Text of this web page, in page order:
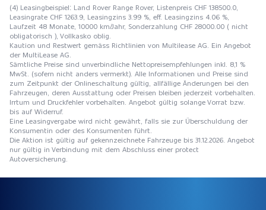
(4) Leasingbeispiel: Land Rover Range Rover, Listenpreis CHF 138500.0,
Leasingrate CHF 1263.9, Leasingzins 3.99 %, eff. Leasingzins 4.06 %,
Laufzeit 48 Monate, 10000 km/Jahr, Sonderzahlung CHF 28000.00 ( nicht
obligatorisch ), Vollkasko oblig.
Kaution und Restwert gemäss Richtlinien von Multilease AG. Ein Angebot
der MultiLease AG.
Sämtliche Preise sind unverbindliche Nettopreisempfehlungen inkl. 8,1 %
MwSt. (sofern nicht anders vermerkt). Alle Informationen und Preise sind
zum Zeitpunkt der Onlineschaltung gültig, allfällige Änderungen bei den
Fahrzeugen, deren Ausstattung oder Preisen bleiben jederzeit vorbehalten.
Irrtum und Druckfehler vorbehalten. Angebot gültig solange Vorrat bzw.
bis auf Widerruf.
Eine Leasingvergabe wird nicht gewährt, falls sie zur Überschuldung der
Konsumentin oder des Konsumenten führt.
Die Aktion ist gültig auf gekennzeichnete Fahrzeuge bis 31.12.2026. Angebot
nur gültig in Verbindung mit dem Abschluss einer protect
Autoversicherung.